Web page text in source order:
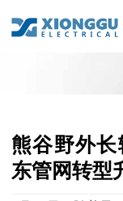
熊谷野外
东管网转型